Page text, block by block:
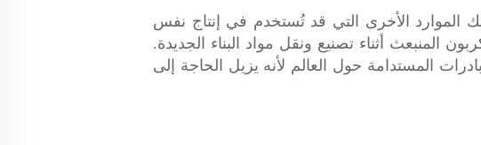
الموارد الأخرى التي قد تُستخدم في إنتاج نفس
المنبعث أثناء تصنيع ونقل مواد البناء الجديدة.
المستدامة حول العالم لأنه يزيل الحاجة إلى